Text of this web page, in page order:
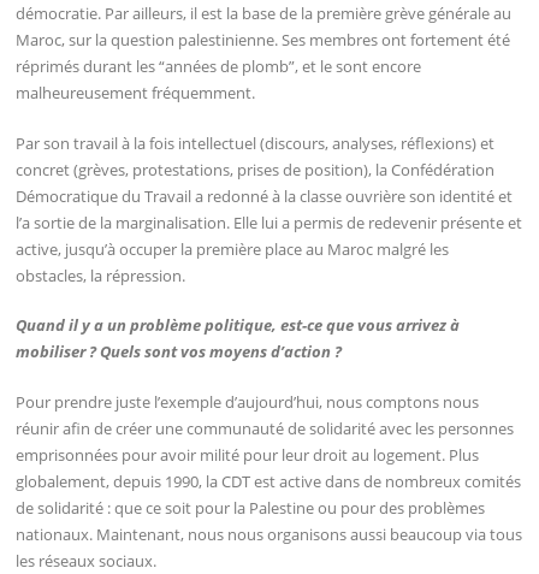
démocratie. Par ailleurs, il est la base de la première grève générale au
Maroc, sur la question palestinienne. Ses membres ont fortement été
réprimés durant les “années de plomb”, et le sont encore
malheureusement fréquemment.
Par son travail à la fois intellectuel (discours, analyses, réflexions) et
concret (grèves, protestations, prises de position), la Confédération
Démocratique du Travail a redonné à la classe ouvrière son identité et
l’a sortie de la marginalisation. Elle lui a permis de redevenir présente et
active, jusqu’à occuper la première place au Maroc malgré les
obstacles, la répression.
Quand il y a un problème politique, est-ce que vous arrivez à
mobiliser ? Quels sont vos moyens d’action ?
Pour prendre juste l’exemple d’aujourd’hui, nous comptons nous
réunir afin de créer une communauté de solidarité avec les personnes
emprisonnées pour avoir milité pour leur droit au logement. Plus
globalement, depuis 1990, la CDT est active dans de nombreux comités
de solidarité : que ce soit pour la Palestine ou pour des problèmes
nationaux. Maintenant, nous nous organisons aussi beaucoup via tous
les réseaux sociaux.